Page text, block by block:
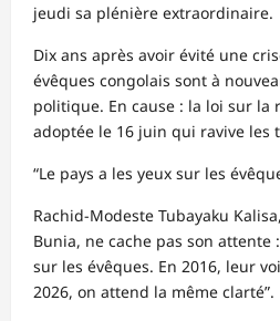
jeudi sa plénière extraordinaire.
Dix ans après avoir évité une
évêques congolais sont à
politique. En cause : la loi sur
adoptée le 16 juin qui ravive les
“Le pays a les yeux sur les
Rachid-Modeste Tubayaku
Bunia, ne cache pas son attente
sur les évêques. En 2016, leur
2026, on attend la même clarté”.